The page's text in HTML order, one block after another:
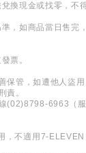
換現金或找零，不
，如商品當日售完
票。
管，如遭他人盜用
責。
(02)8798-6963（
不適用7-